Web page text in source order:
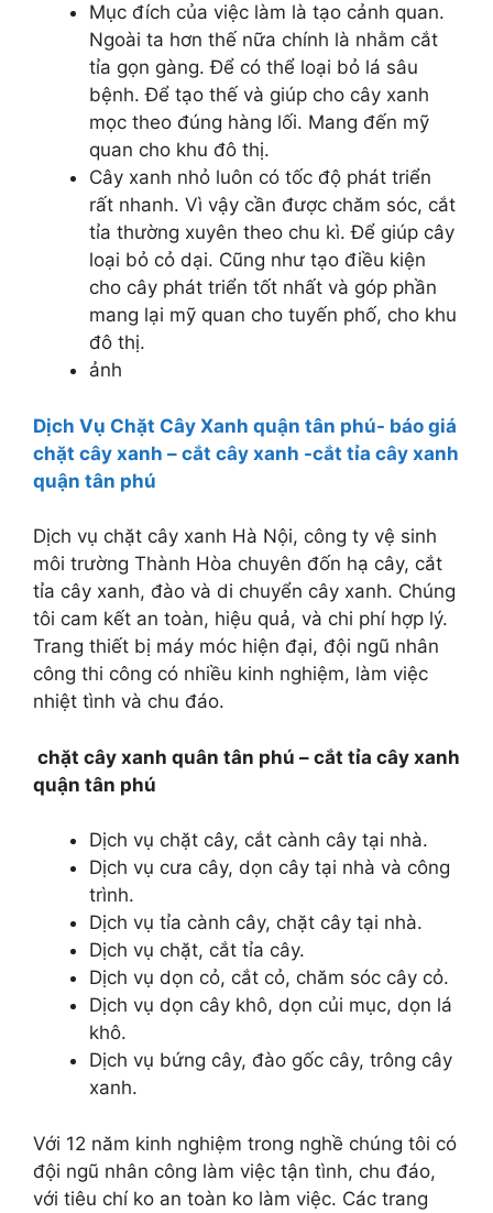
Mục đích của việc làm là tạo cảnh quan.
Ngoài ta hơn thế nữa chính là nhằm cắt
tỉa gọn gàng. Để có thể loại bỏ lá sâu
bệnh. Để tạo thế và giúp cho cây xanh
mọc theo đúng hàng lối. Mang đến mỹ
quan cho khu đô thị.
Cây xanh nhỏ luôn có tốc độ phát triển
rất nhanh. Vì vậy cần được chăm sóc, cắt
tỉa thường xuyên theo chu kì. Để giúp cây
loại bỏ cỏ dại. Cũng như tạo điều kiện
cho cây phát triển tốt nhất và góp phần
mang lại mỹ quan cho tuyến phố, cho khu
đô thị.
ảnh
Dịch Vụ Chặt Cây Xanh quận tân phú- báo giá
chặt cây xanh – cắt cây xanh -cắt tỉa cây xanh
quận tân phú
Dịch vụ chặt cây xanh Hà Nội, công ty vệ sinh
môi trường Thành Hòa chuyên đốn hạ cây, cắt
tỉa cây xanh, đào và di chuyển cây xanh. Chúng
tôi cam kết an toàn, hiệu quả, và chi phí hợp lý.
Trang thiết bị máy móc hiện đại, đội ngũ nhân
công thi công có nhiều kinh nghiệm, làm việc
nhiệt tình và chu đáo.
chặt cây xanh quân tân phú – cắt tỉa cây xanh
quận tân phú
Dịch vụ chặt cây, cắt cành cây tại nhà.
Dịch vụ cưa cây, dọn cây tại nhà và công
trình.
Dịch vụ tỉa cành cây, chặt cây tại nhà.
Dịch vụ chặt, cắt tỉa cây.
Dịch vụ dọn cỏ, cắt cỏ, chăm sóc cây cỏ.
Dịch vụ dọn cây khô, dọn củi mục, dọn lá
khô.
Dịch vụ bứng cây, đào gốc cây, trông cây
xanh.
Với 12 năm kinh nghiệm trong nghề chúng tôi có
đội ngũ nhân công làm việc tận tình, chu đáo,
với tiêu chí ko an toàn ko làm việc. Các trang